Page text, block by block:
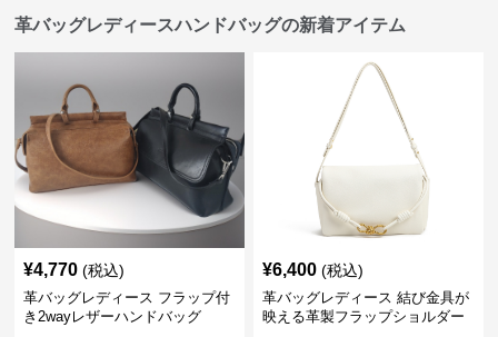
革バッグレディースハンドバッグの新着アイテム
¥4,770 (税込)
革バッグレディース フラップ付
き2wayレザーハンドバッグ
¥6,400 (税込)
革バッグレディース 結び金具が
映える革製フラップショルダー